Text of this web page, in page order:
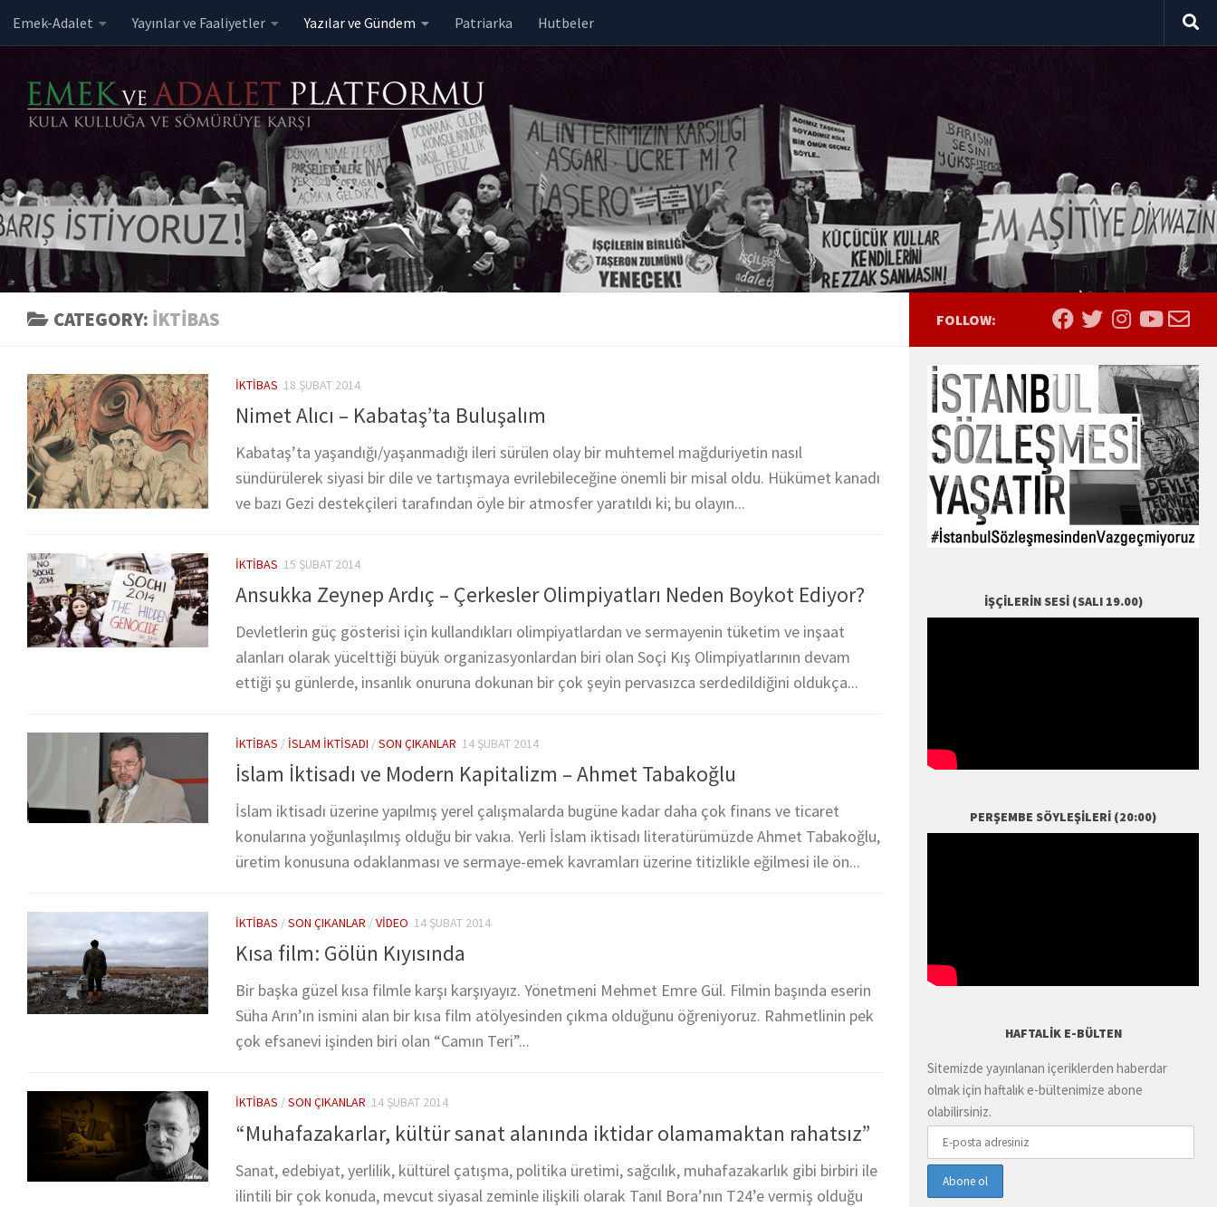
Skip to content
Emek-Adalet Yayınlar ve Faaliyetler Yazılar ve Gündem Patriarka Hutbeler
CATEGORY: İKTIBAS
İKTIBAS 18 ŞUBAT 2014
Nimet Alıcı – Kabataş’ta Buluşalım
Kabataş’ta yaşandığı/yaşanmadığı ileri sürülen olay bir muhtemel mağduriyetin nasıl
sündürülerek siyasi bir dile ve tartışmaya evrilebileceğine önemli bir misal oldu. Hükümet kanadı
ve bazı Gezi destekçileri tarafından öyle bir atmosfer yaratıldı ki; bu olayın...
İKTIBAS 15 ŞUBAT 2014
Ansukka Zeynep Ardıç – Çerkesler Olimpiyatları Neden Boykot Ediyor?
Devletlerin güç gösterisi için kullandıkları olimpiyatlardan ve sermayenin tüketim ve inşaat
alanları olarak yücelttiği büyük organizasyonlardan biri olan Soçi Kış Olimpiyatlarının devam
ettiği şu günlerde, insanlık onuruna dokunan bir çok şeyin pervasızca serdedildiğini oldukça...
İKTIBAS / İSLAM İKTISADI /SON ÇIKANLAR 14 ŞUBAT 2014
İslam İktisadı ve Modern Kapitalizm – Ahmet Tabakoğlu
İslam iktisadı üzerine yapılmış yerel çalışmalarda bugüne kadar daha çok finans ve ticaret
konularına yoğunlaşılmış olduğu bir vakıa. Yerli İslam iktisadı literatürümüzde Ahmet Tabakoğlu,
üretim konusuna odaklanması ve sermaye-emek kavramları üzerine titizlikle eğilmesi ile ön...
İKTIBAS /SON ÇIKANLAR /VIDEO 14 ŞUBAT 2014
Kısa film: Gölün Kıyısında
Bir başka güzel kısa filmle karşı karşıyayız. Yönetmeni Mehmet Emre Gül. Filmin başında eserin
Süha Arın’ın ismini alan bir kısa film atölyesinden çıkma olduğunu öğreniyoruz. Rahmetlinin pek
çok efsanevi işinden biri olan “Camın Teri”...
İKTIBAS /SON ÇIKANLAR 14 ŞUBAT 2014
“Muhafazakarlar, kültür sanat alanında iktidar olamamaktan rahatsız”
Sanat, edebiyat, yerlilik, kültürel çatışma, politika üretimi, sağcılık, muhafazakarlık gibi birbiri ile
ilintili bir çok konuda, mevcut siyasal zeminle ilişkili olarak Tanıl Bora’nın T24’e vermiş olduğu
FOLLOW:
İŞÇILERIN SESI (SALI 19.00)
PERŞEMBE SÖYLEŞILERI (20:00)
HAFTALIK E-BÜLTEN
Sitemizde yayınlanan içeriklerden haberdar
olmak için haftalık e-bültenimize abone
olabilirsiniz.